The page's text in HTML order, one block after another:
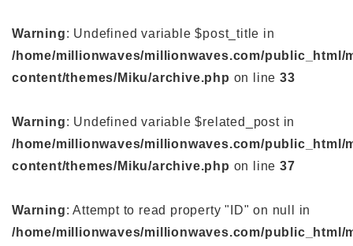
Warning: Undefined variable $post_title in
/home/millionwaves/millionwaves.com/public_html/
content/themes/Miku/archive.php on line33
Warning: Undefined variable $related_post in
/home/millionwaves/millionwaves.com/public_html/
content/themes/Miku/archive.php on line37
Warning: Attempt to read property "ID" on null in
/home/millionwaves/millionwaves.com/public_html/